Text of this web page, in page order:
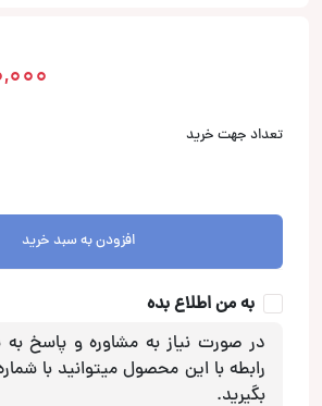
تعداد جهت خرید
افزودن به سبد خرید
به من اطلاع بده
در صورت نیاز به مشاوره و پاسخ
رابطه با این محصول میتوانید با
بگیرید.